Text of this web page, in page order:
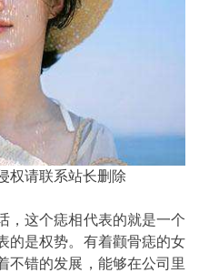
权请联系站长删除
，这个痣相代表的就是一个
的是权势。有着颧骨痣的女
不错的发展，能够在公司里